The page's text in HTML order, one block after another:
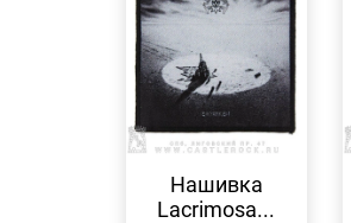
Нашивка
Lacrimosa...